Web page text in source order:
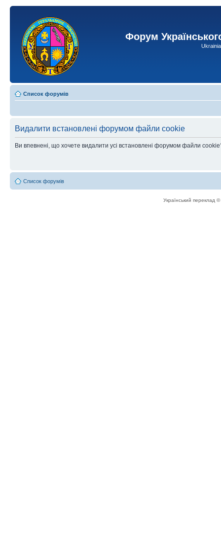
Форум
Список форумів
Видалити встановлені форумом файли cookie
Ви впевнені, що хочете видалити усі встановлені форумом файли
Список форумів
Український переклад